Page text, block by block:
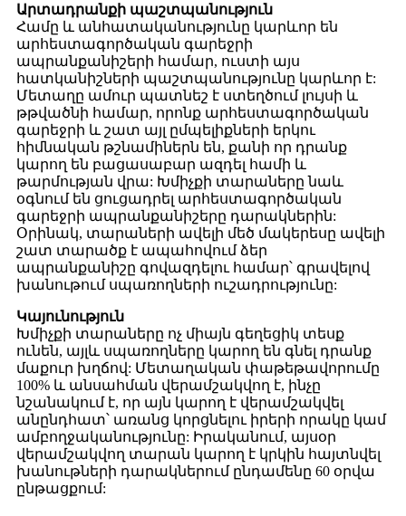
Արտադրանքի պաշտպանություն
Համը և անհատականությունը կարևոր են
արհեստագործական գարեջրի
ապրանքանիշերի համար, ուստի այս
հատկանիշների պաշտպանությունը կարևոր է:
Մետաղը ամուր պատնեշ է ստեղծում լույսի և
թթվածնի համար, որոնք արհեստագործական
գարեջրի և շատ այլ ըմպելիքների երկու
հիմնական թշնամիներն են, քանի որ դրանք
կարող են բացասաբար ազդել համի և
թարմության վրա: Խմիչքի տարաները նաև
օգնում են ցուցադրել արհեստագործական
գարեջրի ապրանքանիշերը դարակներին:
Օրինակ, տարաների ավելի մեծ մակերեսը ավելի
շատ տարածք է ապահովում ձեր
ապրանքանիշը գովազդելու համար՝ գրավելով
խանութում սպառողների ուշադրությունը:
Կայունություն
Խմիչքի տարաները ոչ միայն գեղեցիկ տեսք
ունեն, այլև սպառողները կարող են գնել դրանք
մաքուր խղճով: Մետաղական փաթեթավորումը
100% և անսահման վերամշակվող է, ինչը
նշանակում է, որ այն կարող է վերամշակվել
անընդհատ՝ առանց կորցնելու իրերի որակը կամ
ամբողջականությունը: Իրականում, այսօր
վերամշակվող տարան կարող է կրկին հայտնվել
խանութների դարակներում ընդամենը 60 օրվա
ընթացքում: